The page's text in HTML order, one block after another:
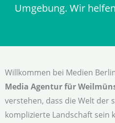
Umgebung. Wir
Willkommen bei Medien
Media Agentur für
verstehen, dass die Welt der
komplizierte Landschaft sein